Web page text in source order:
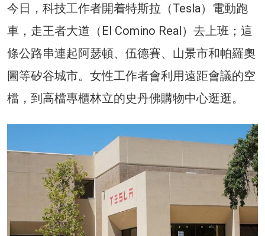
今日，科技工作者開着特斯拉（Tesla）電動跑
車，走王者大道（El Comino Real）去上班；這
條公路串連起阿瑟頓、伍德賽、山景市和帕羅奧
圖等矽谷城市。女性工作者會利用遠距會議的空
檔，到高檔專櫃林立的史丹佛購物中心逛逛。